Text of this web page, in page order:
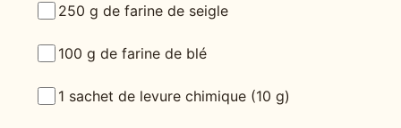
250 g de farine de seigle
100 g de farine de blé
1 sachet de levure chimique (10 g)